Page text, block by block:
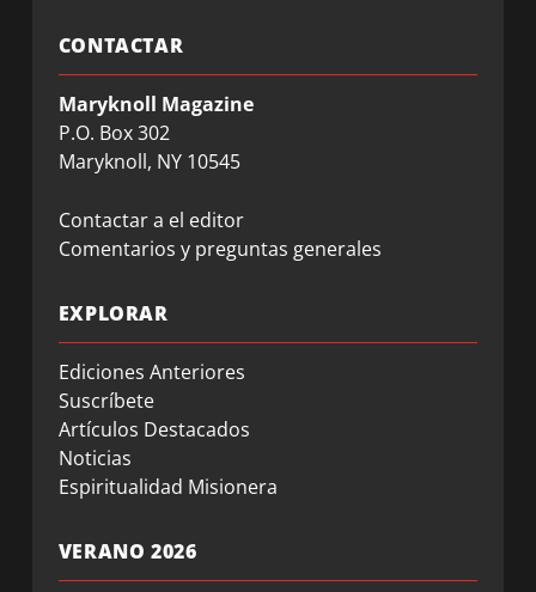
CONTACTAR
Maryknoll Magazine
P.O. Box 302
Maryknoll, NY 10545
Contactar a el editor
Comentarios y preguntas generales
EXPLORAR
Ediciones Anteriores
Suscríbete
Artículos Destacados
Noticias
Espiritualidad Misionera
VERANO 2026